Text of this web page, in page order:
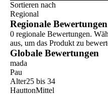
Sortieren nach
Regional
Regionale Bewertungen
0 regionale Bewertungen.
aus, um das Produkt zu
Globale Bewertungen
mada
Pau
Alter25 bis 34
HauttonMittel